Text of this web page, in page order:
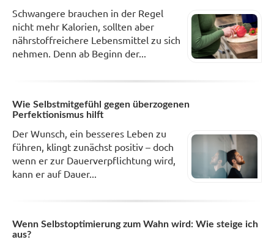
Schwangere brauchen in der Regel
nicht mehr Kalorien, sollten aber
nährstoffreichere Lebensmittel zu sich
nehmen. Denn ab Beginn der...
Wie Selbstmitgefühl gegen überzogenen
Perfektionismus hilft
Der Wunsch, ein besseres Leben zu
führen, klingt zunächst positiv – doch
wenn er zur Dauerverpflichtung wird,
kann er auf Dauer...
Wenn Selbstoptimierung zum Wahn wird: Wie steige ich
aus?